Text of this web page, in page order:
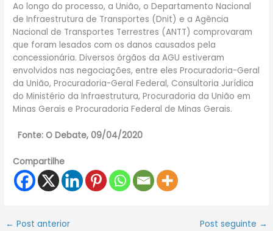
Ao longo do processo, a União, o Departamento Nacional
de Infraestrutura de Transportes (Dnit) e a Agência
Nacional de Transportes Terrestres (ANTT) comprovaram
que foram lesados com os danos causados pela
concessionária. Diversos órgãos da AGU estiveram
envolvidos nas negociações, entre eles Procuradoria-Geral
da União, Procuradoria-Geral Federal, Consultoria Jurídica
do Ministério da Infraestrutura, Procuradoria da União em
Minas Gerais e Procuradoria Federal de Minas Gerais.
Fonte: O Debate, 09/04/2020
Compartilhe
← Post anterior Post seguinte →